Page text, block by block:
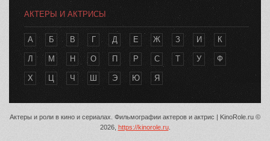
АКТЕРЫ И АКТРИСЫ
А Б В Г Д Е Ж З И К
Л М Н О П Р С Т У Ф
Х Ц Ч Ш Э Ю Я
Актеры и роли в кино и сериалах. Фильмографии актеров и актрис | KinoRole.ru ©
2026, https://kinorole.ru.